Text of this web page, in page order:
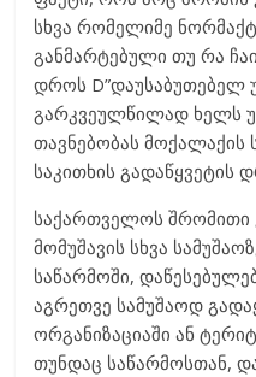
სხვა რომელიმე
განმარტებული თუ რა
დროს D”დაუსაბუთებელ
გარკვეულწილად ხელს
თავნებობას მოქალაქის
საკითხის გადაწყვეტის
საქართველოს
მომუშავის სხვა
საწარმოში,
აგრეთვე სამუშაოდ
ორგანიზაციაში ან
თუნდაც საწარმოსთან,